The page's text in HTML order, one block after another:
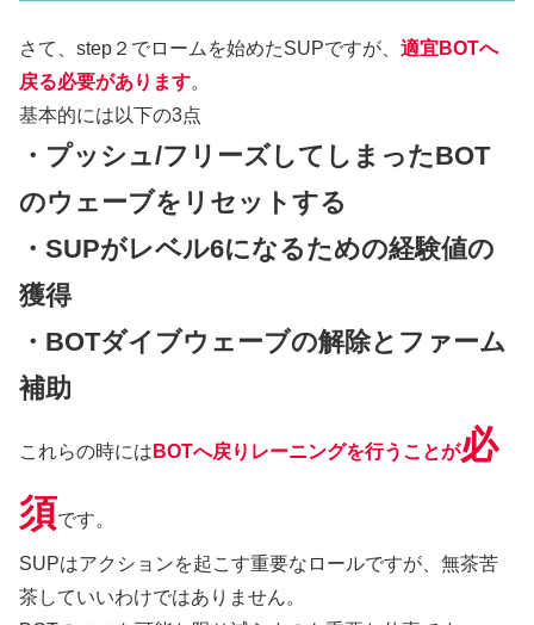
さて、step２でロームを始めたSUPですが、 適宜BOTへ
戻る必要があります。
基本的には以下の3点
・プッシュ/フリーズしてしまったBOT
のウェーブをリセットする
・SUPがレベル6になるための経験値の
獲得
・BOTダイブウェーブの解除とファーム
補助
これらの時には BOTへ戻りレーニングを行うことが必
須です。
SUPはアクションを起こす重要なロールですが、無茶苦
茶していいわけではありません。